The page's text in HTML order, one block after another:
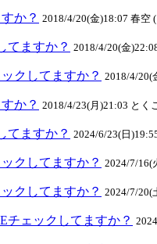
か？ 2018/4/20(金)18:07 春空
てますか？ 2018/4/20(金
クしてますか？ 2018/4/20(
か？ 2018/4/23(月)21:03 とく
てますか？ 2024/6/23(日
クしてますか？ 2024/7/16(
クしてますか？ 2024/7/20(
チェックしてますか？